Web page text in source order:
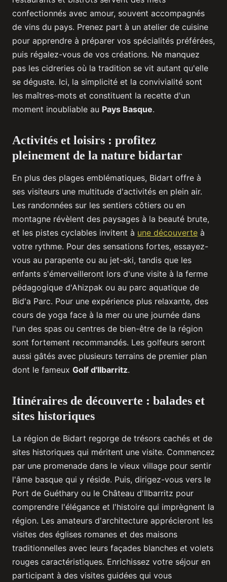
confectionnés avec amour, souvent accompagnés
de vins du pays. Prenez part à un atelier de cuisine
pour apprendre à préparer vos spécialités préférées,
puis régalez-vous de vos créations. Ne manquez
pas les cidreries où la tradition se vit autant qu'elle
se déguste. Ici, la simplicité et la convivialité sont
les maîtres-mots et constituent la recette d'un
moment inoubliable au Pays Basque.
Activités et loisirs : profitez
pleinement de la nature bidartar
En plus des plages emblématiques, Bidart offre à
ses visiteurs une multitude d'activités en plein air.
Les randonnées sur les sentiers côtiers ou en
montagne révèlent des paysages à la beauté brute,
et les pistes cyclables invitent à une découverte à
votre rythme. Pour des sensations fortes, essayez-
vous au parapente ou au jet-ski, tandis que les
enfants s'émerveilleront lors d'une visite à la ferme
pédagogique d'Ahizpak ou au parc aquatique de
Bid'a Parc. Pour une expérience plus relaxante, des
cours de yoga face à la mer ou une journée dans
l'un des spas ou centres de bien-être de la région
sont fortement recommandés. Les golfeurs seront
aussi gâtés avec plusieurs terrains de premier plan
dont le fameux Golf d'Ilbarritz.
Itinéraires de découverte : balades et
sites historiques
La région de Bidart regorge de trésors cachés et de
sites historiques qui méritent une visite. Commencez
par une promenade dans le vieux village pour sentir
l'âme basque qui y réside. Puis, dirigez-vous vers le
Port de Guéthary ou le Château d'Ilbarritz pour
comprendre l'élégance et l'histoire qui imprègnent la
région. Les amateurs d'architecture apprécieront les
visites des églises romanes et des maisons
traditionnelles avec leurs façades blanches et volets
rouges caractéristiques. Enrichissez votre séjour en
participant à des visites guidées qui vous